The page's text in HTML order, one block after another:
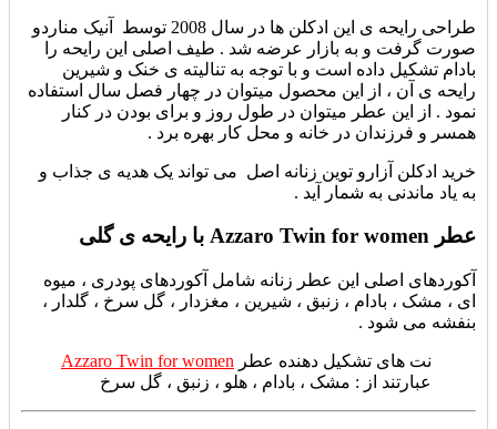
طراحی رایحه ی این ادکلن ها در سال 2008 توسط آنیک مناردو
صورت گرفت و به بازار عرضه شد . طیف اصلی این رایحه را
بادام تشکیل داده است و با توجه به تنالیته ی خنک و شیرین
رایحه ی آن ، از این محصول میتوان در چهار فصل سال استفاده
نمود . از این عطر میتوان در طول روز و برای بودن در کنار
همسر و فرزندان در خانه و محل کار بهره برد .
خرید ادکلن آزارو توین زنانه اصل می تواند یک هدیه ی جذاب و
به یاد ماندنی به شمار آید .
عطر Azzaro Twin for women با رایحه ی گلی
آکوردهای اصلی این عطر زنانه شامل آکوردهای پودری ، میوه
ای ، مشک ، بادام ، زنبق ، شیرین ، مغزدار ، گل سرخ ، گلدار ،
بنفشه می شود .
نت های تشکیل دهنده عطر Azzaro Twin for women
عبارتند از : مشک ، بادام ، هلو ، زنبق ، گل سرخ